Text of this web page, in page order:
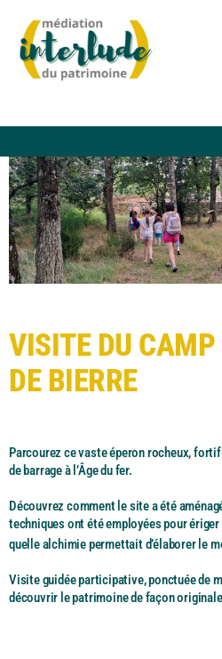
VISITE DU CAMP
DE BIERRE
Parcourez ce vaste éperon rocheux,
de barrage à l’Âge du fer.
Découvrez comment le site a été
techniques ont été employées pour
quelle alchimie permettait d’élaborer le
Visite guidée participative, ponctuée de
découvrir le patrimoine de façon